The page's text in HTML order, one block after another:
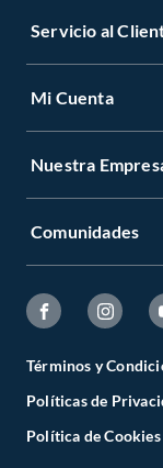
Servicio al
Mi Cuenta
Nuestra
Comunidades
Términos y
Políticas de
Política de Cookies